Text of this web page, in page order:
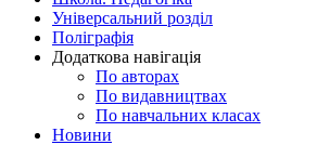
Універсальний розділ
Поліграфія
Додаткова навігація
По авторах
По видавництвах
По навчальних класах
Новини